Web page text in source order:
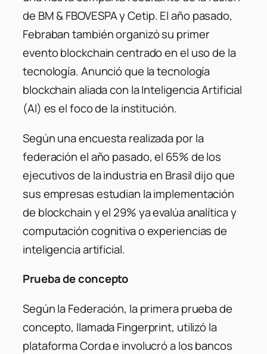
de BM & FBOVESPA y Cetip. El año pasado,
Febraban también organizó su primer
evento blockchain centrado en el uso de la
tecnología. Anunció que la tecnología
blockchain aliada con la Inteligencia Artificial
(AI) es el foco de la institución.
Según una encuesta realizada por la
federación el año pasado, el 65% de los
ejecutivos de la industria en Brasil dijo que
sus empresas estudian la implementación
de blockchain y el 29% ya evalúa analítica y
computación cognitiva o experiencias de
inteligencia artificial.
Prueba de concepto
Según la Federación, la primera prueba de
concepto, llamada Fingerprint, utilizó la
plataforma Corda e involucró a los bancos